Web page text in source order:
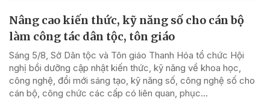
Nâng cao kiến thức, kỹ năng số cho cán bộ
làm công tác dân tộc, tôn giáo
Sáng 5/8, Sở Dân tộc và Tôn giáo Thanh Hóa tổ chức Hội
nghị bồi dưỡng cập nhật kiến thức, kỹ năng về khoa học,
công nghệ, đổi mới sáng tạo, kỹ năng số, công nghệ số cho
cán bộ, công chức các cấp có liên quan, phục...